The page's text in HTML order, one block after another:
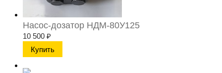
Насос-дозатор НДМ-80У125
10 500 ₽